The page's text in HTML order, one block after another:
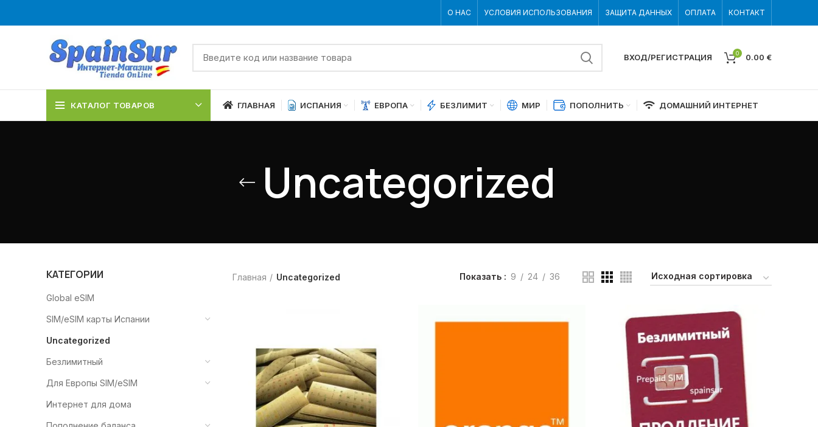
О НАС УСЛОВИЯ ИСПОЛЬЗОВАНИЯ ЗАЩИТА ДАННЫХ ОПЛАТА КОНТАКТ
ВХОД/РЕГИСТРАЦИЯ 0 0.00 €
КАТАЛОГ ТОВАРОВ ГЛАВНАЯ ИСПАНИЯ ЕВРОПА БЕЗЛИМИТ МИР ПОПОЛНИТЬ ДОМАШНИЙ ИНТЕРНЕТ
Uncategorized
КАТЕГОРИИ
Global eSIM
SIM/eSIM карты Испании
Uncategorized
Безлимитный
Для Европы SIM/eSIM
Интернет для дома
Главная Uncategorized Показать 9 24 36